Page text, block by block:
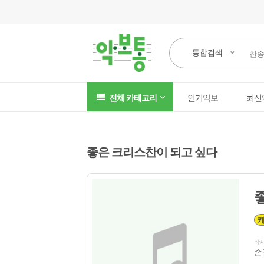
통합검색
전체 카테고리 인기악보 최
좋은 크리스찬이 되고 싶다
작